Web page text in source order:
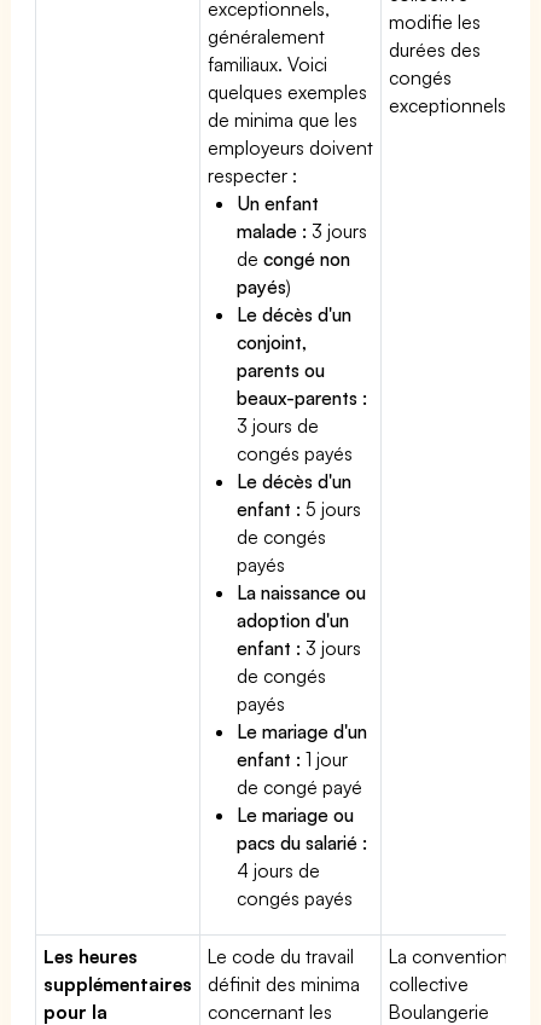
exceptionnels,
généralement
familiaux. Voici
quelques exemples
de minima que les
employeurs doivent
respecter :
Un enfant
malade : 3 jours
decongé non
payés)
Le décès d'un
conjoint,
parents ou
beaux-parents :
3 jours de
congés payés
Le décès d'un
enfant : 5 jours
de congés
payés
La naissance ou
adoption d'un
enfant : 3 jours
de congés
payés
Le mariage d'un
enfant : 1 jour
de congé payé
Le mariage ou
pacs du salarié :
4 jours de
congés payés
modifie les
durées des
congés
exceptionnels.
Les heures
supplémentaires
pour la
Le code du travail
définit des minima
concernant les
La convention
collective
Boulangerie